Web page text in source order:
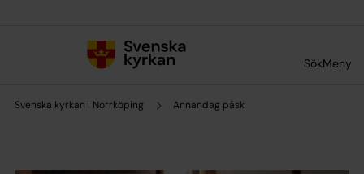
SökMeny
Svenska kyrkan i Norrköping Annandag påsk